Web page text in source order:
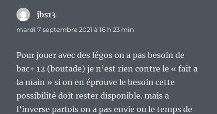
jbs13
mardi 7 septembre 2021 à 16 h 23 min
Pour jouer avec des légos on a pas besoin de
bac+ 12 (boutade) je n’est rien contre le « fait a
la main » si on en éprouve le besoin cette
possibilité doit rester disponible. mais a
l’inverse parfois on a pas envie ou le temps de